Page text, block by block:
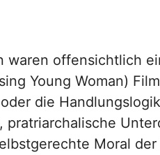
waren offensichtlich
Young Woman)
die
Moral